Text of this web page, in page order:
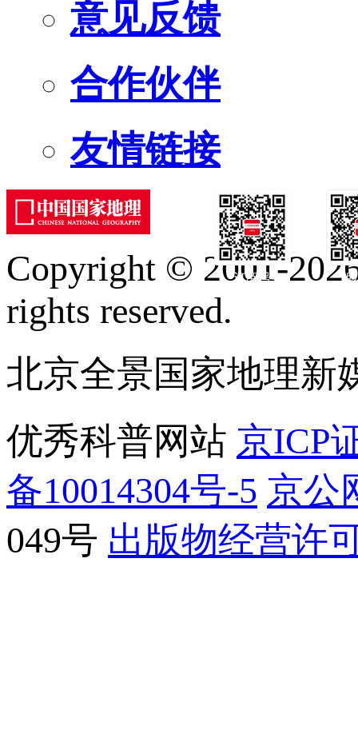
意见反馈
合作伙伴
友情链接
订阅号
Copyright © 2001-
rights reserved.
北京全景国家地理新
优秀科普网站 京ICP
备10014304号-5 京公
049号 出版物经营许